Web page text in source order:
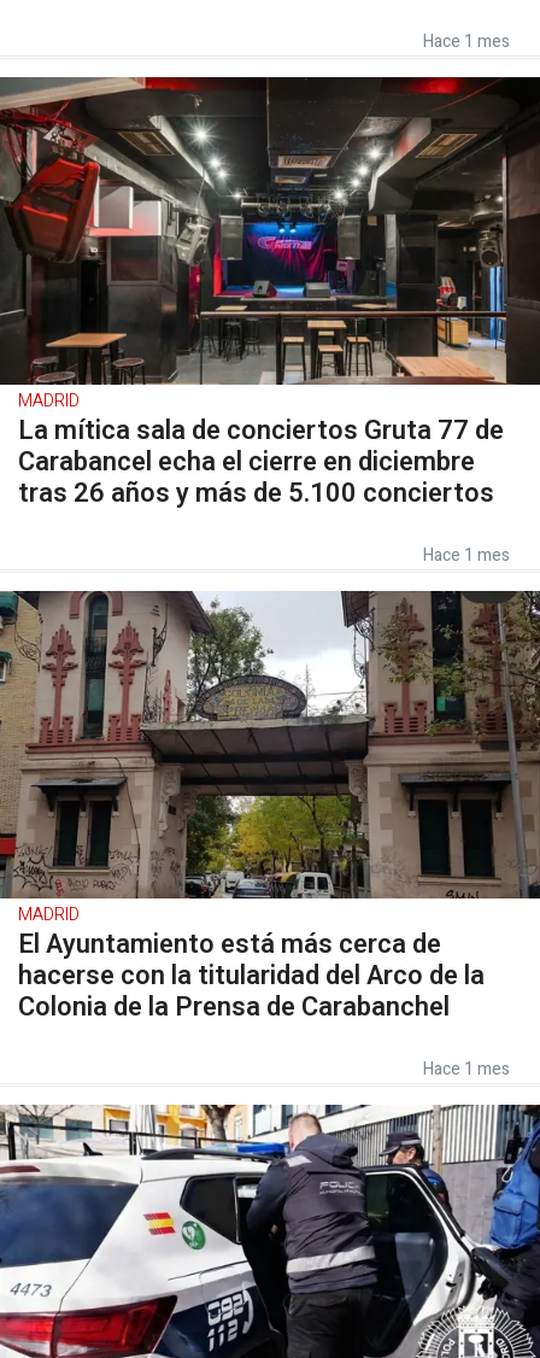
Hace 1 mes
MADRID
La mítica sala de conciertos Gruta 77 de
Carabancel echa el cierre en diciembre
tras 26 años y más de 5.100 conciertos
Hace 1 mes
MADRID
El Ayuntamiento está más cerca de
hacerse con la titularidad del Arco de la
Colonia de la Prensa de Carabanchel
Hace 1 mes